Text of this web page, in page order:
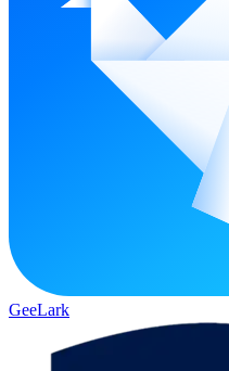
GeeLark